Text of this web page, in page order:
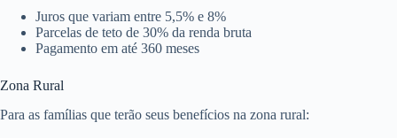
Juros que variam entre 5,5% e 8%
Parcelas de teto de 30% da renda bruta
Pagamento em até 360 meses
Zona Rural
Para as famílias que terão seus benefícios na zona rural: